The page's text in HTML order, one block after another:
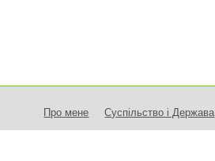
Про мене Суспільство і Держава